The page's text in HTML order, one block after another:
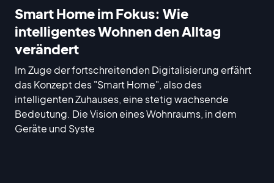
Smart Home im Fokus: Wie
intelligentes Wohnen den Alltag
verändert
Im Zuge der fortschreitenden Digitalisierung erfährt
das Konzept des "Smart Home", also des
intelligenten Zuhauses, eine stetig wachsende
Bedeutung. Die Vision eines Wohnraums, in dem
Geräte und Syste